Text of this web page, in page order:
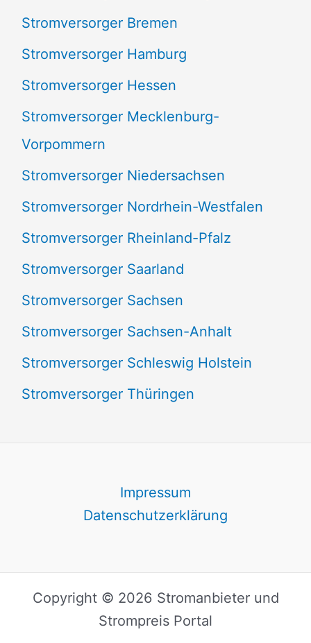
Stromversorger Bremen
Stromversorger Hamburg
Stromversorger Hessen
Stromversorger Mecklenburg-
Vorpommern
Stromversorger Niedersachsen
Stromversorger Nordrhein-Westfalen
Stromversorger Rheinland-Pfalz
Stromversorger Saarland
Stromversorger Sachsen
Stromversorger Sachsen-Anhalt
Stromversorger Schleswig Holstein
Stromversorger Thüringen
Impressum
Datenschutzerklärung
Copyright © 2026 Stromanbieter und
Strompreis Portal